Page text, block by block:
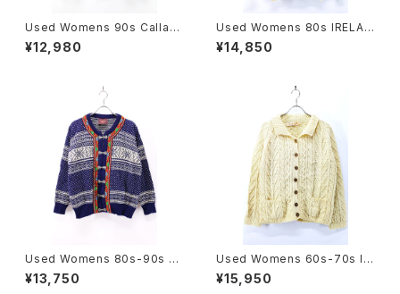
Used Womens 90s Callag
her Pink Check Mohair Mix
Wool Knit Size L 古着
¥12,980
Used Womens 80s IRELAN
D Ivory Wool Fisher man K
nit Cardigan Size M-L 相当
¥14,850
Used Womens 80s-90s N
ORWAY TELEMARK STYLE
Nordic Wool Knit Cardigan
¥13,750
Used Womens 60s-70s IR
ELAND Carakeel Ivory Woo
l Fisher man Knit Cardigan
¥15,950